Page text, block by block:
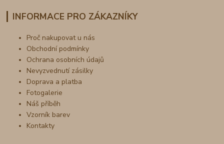
INFORMACE PRO ZÁKAZNÍKY
Proč nakupovat u nás
Obchodní podmínky
Ochrana osobních údajů
Nevyzvednutí zásilky
Doprava a platba
Fotogalerie
Náš příběh
Vzorník barev
Kontakty